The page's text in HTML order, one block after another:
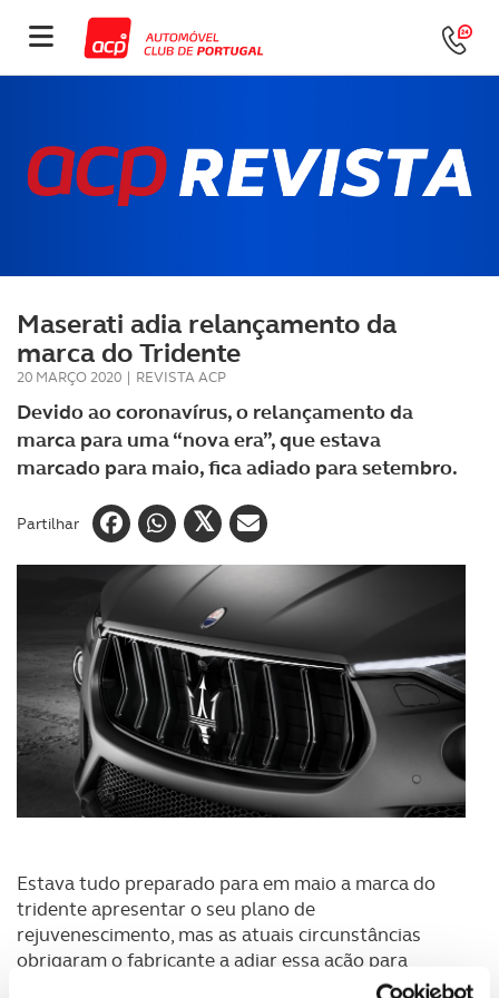
Maserati adia relançamento da
marca do Tridente
20 MARÇO 2020 | REVISTA ACP
Devido ao coronavírus, o relançamento da
marca para uma “nova era”, que estava
marcado para maio, fica adiado para setembro.
Partilhar
Estava tudo preparado para em maio a marca do
tridente apresentar o seu plano de
rejuvenescimento, mas as atuais circunstâncias
obrigaram o fabricante a adiar essa ação para
setembro. Denominado “MMXX: The Way Forword”,